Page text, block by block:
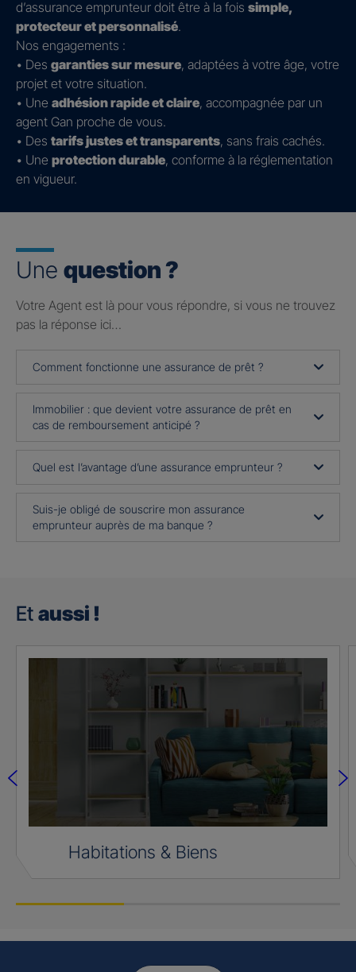
d’assurance emprunteur doit être à la fois simple,
protecteur et personnalisé.
Nos engagements :
• Des garanties sur mesure, adaptées à votre âge, votre
projet et votre situation.
• Une adhésion rapide et claire, accompagnée par un
agent Gan proche de vous.
• Des tarifs justes et transparents, sans frais cachés.
• Une protection durable, conforme à la réglementation
en vigueur.
Une question ?
Votre Agent est là pour vous répondre, si vous ne trouvez
pas la réponse ici…
Comment fonctionne une assurance de prêt ?
Immobilier : que devient votre assurance de prêt en
cas de remboursement anticipé ?
Quel est l’avantage d’une assurance emprunteur ?
Suis-je obligé de souscrire mon assurance
emprunteur auprès de ma banque ?
Et aussi !
Habitations & Biens